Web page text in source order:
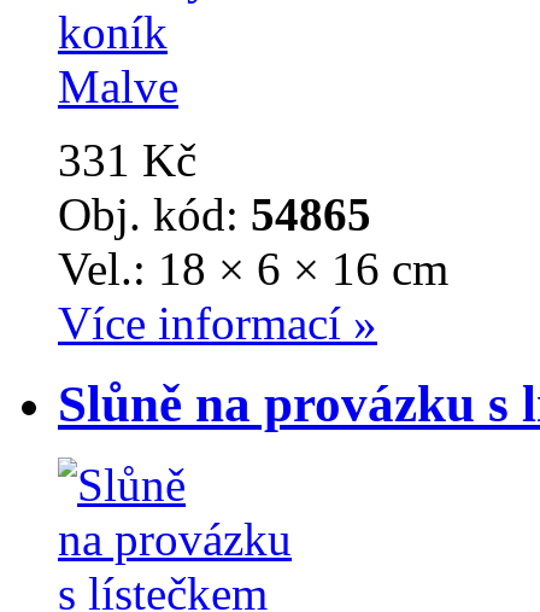
331 Kč
Obj. kód: 54865
Vel.: 18 × 6 × 16 cm
Více informací »
Slůně na provázku s